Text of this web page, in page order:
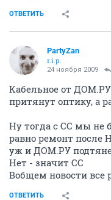
ОТВЕТИТЬ
PartyZan
r.i.p.
24 ноября 2009
Кабельное от
притянут оптику, а
Ну тогда с СС мы не
равно ремонт после
уж и ДОМ.РУ
Нет - значит СС
Вобщем новости все
ОТВЕТИТЬ